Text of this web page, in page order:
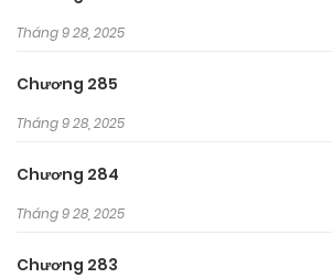
bước Saitama trên con đường một đấm
hước của anh!!
Tháng 9 28, 2025
Chương 285
Tháng 9 28, 2025
Chương 284
Tháng 9 28, 2025
Chương 283